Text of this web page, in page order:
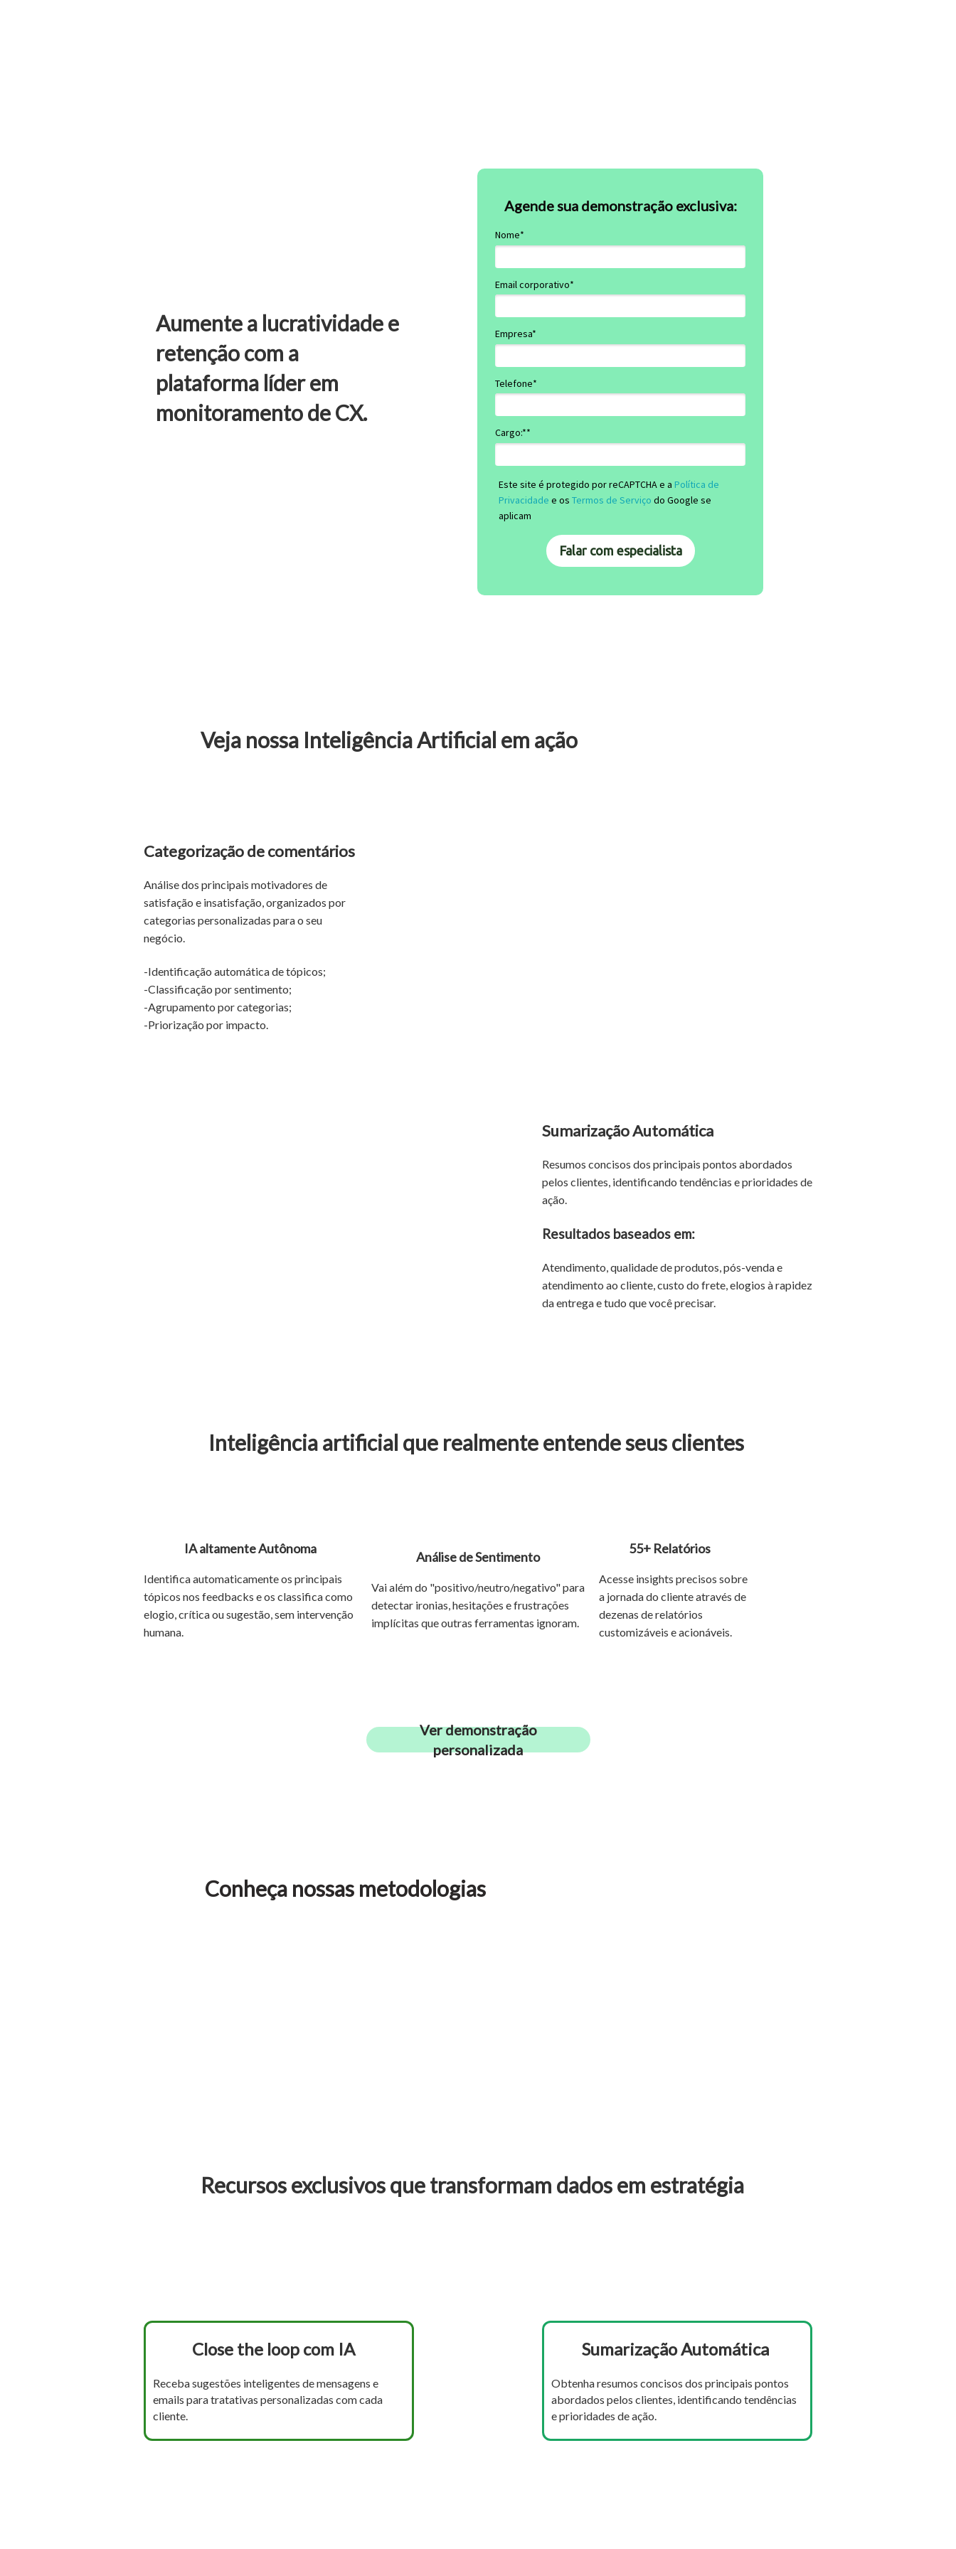
Aumente a lucratividade e
retenção com a
plataforma líder em
monitoramento de CX.
Agende sua demonstração exclusiva:
Nome*
Email corporativo*
Empresa*
Telefone*
Cargo:**
Este site é protegido por reCAPTCHA e a Política de
Privacidade e os Termos de Serviço do Google se
aplicam
Falar com especialista
Veja nossa Inteligência Artificial em ação
Categorização de comentários
Análise dos principais motivadores de
satisfação e insatisfação, organizados por
categorias personalizadas para o seu
negócio.
-Identificação automática de tópicos;
-Classificação por sentimento;
-Agrupamento por categorias;
-Priorização por impacto.
Sumarização Automática
Resumos concisos dos principais pontos abordados
pelos clientes, identificando tendências e prioridades de
ação.
Resultados baseados em:
Atendimento, qualidade de produtos, pós-venda e
atendimento ao cliente, custo do frete, elogios à rapidez
da entrega e tudo que você precisar.
Inteligência artificial que realmente entende seus clientes
IA altamente Autônoma
Identifica automaticamente os principais
tópicos nos feedbacks e os classifica como
elogio, crítica ou sugestão, sem intervenção
humana.
Análise de Sentimento
Vai além do "positivo/neutro/negativo" para
detectar ironias, hesitações e frustrações
implícitas que outras ferramentas ignoram.
55+ Relatórios
Acesse insights precisos sobre
a jornada do cliente através de
dezenas de relatórios
customizáveis e acionáveis.
Ver demonstração
personalizada
Conheça nossas metodologias
Recursos exclusivos que transformam dados em estratégia
Close the loop com IA
Receba sugestões inteligentes de mensagens e
emails para tratativas personalizadas com cada
cliente.
Sumarização Automática
Obtenha resumos concisos dos principais pontos
abordados pelos clientes, identificando tendências
e prioridades de ação.